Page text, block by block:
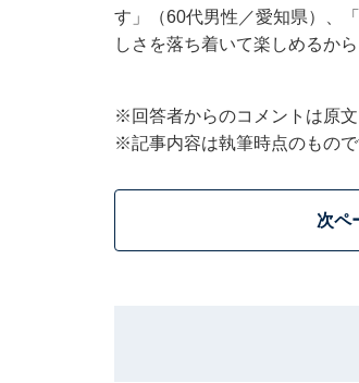
す」（60代男性／愛知県）、
しさを落ち着いて楽しめるか
※回答者からのコメントは原
※記事内容は執筆時点のもの
次ペ